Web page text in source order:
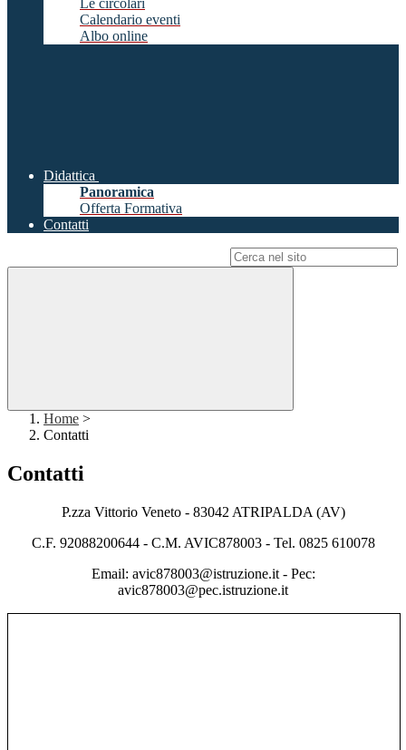
Le circolari
Calendario eventi
Albo online
Didattica
Panoramica
Offerta Formativa
Contatti
Home >
Contatti
Contatti
P.zza Vittorio Veneto - 83042 ATRIPALDA (AV)
C.F. 92088200644 - C.M. AVIC878003 - Tel. 0825 610078
Email: avic878003@istruzione.it - Pec:
avic878003@pec.istruzione.it